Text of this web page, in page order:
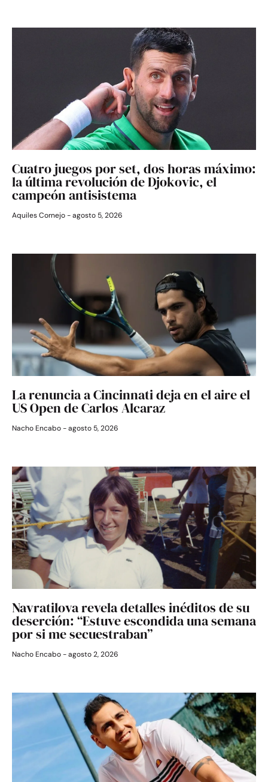
Cuatro juegos por set, dos horas máximo:
la última revolución de Djokovic, el
campeón antisistema
Aquiles Cornejo agosto 5, 2026
La renuncia a Cincinnati deja en el aire el
US Open de Carlos Alcaraz
Nacho Encabo agosto 5, 2026
Navratilova revela detalles inéditos de su
deserción: “Estuve escondida una semana
por si me secuestraban”
Nacho Encabo agosto 2, 2026